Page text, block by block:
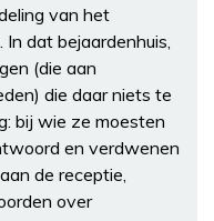
van het
dat bejaardenhuis,
(die aan
die daar niets te
bij wie ze moesten
en verdwenen
de receptie,
over